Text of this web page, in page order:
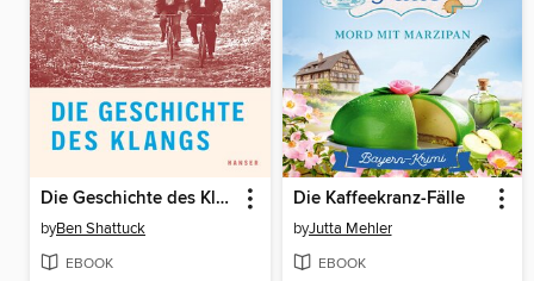
Die Geschichte des Klangs
byBen Shattuck
EBOOK
Die Kaffeekranz-Fälle
byJutta Mehler
EBOOK